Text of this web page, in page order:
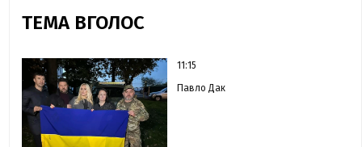
ТЕМА ВГОЛОС
11:15
Павло Дак